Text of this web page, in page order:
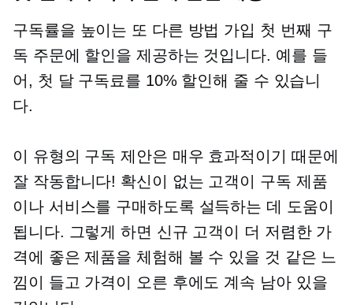
구독률을 높이는 또 다른 방법 가입 첫 번째 구
독 주문에 할인을 제공하는 것입니다. 예를 들
어, 첫 달 구독료를 10% 할인해 줄 수 있습니
다.
이 유형의 구독 제안은 매우 효과적이기 때문에
잘 작동합니다! 확신이 없는 고객이 구독 제품
이나 서비스를 구매하도록 설득하는 데 도움이
됩니다. 그렇게 하면 신규 고객이 더 저렴한 가
격에 좋은 제품을 체험해 볼 수 있을 것 같은 느
낌이 들고 가격이 오른 후에도 계속 남아 있을